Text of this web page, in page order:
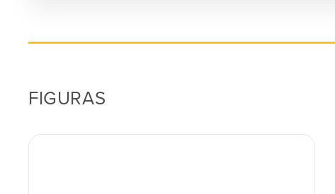
FIGURAS